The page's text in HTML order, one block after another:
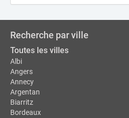
Recherche par ville
Toutes les villes
Albi
Angers
Annecy
Argentan
Biarritz
Bordeaux